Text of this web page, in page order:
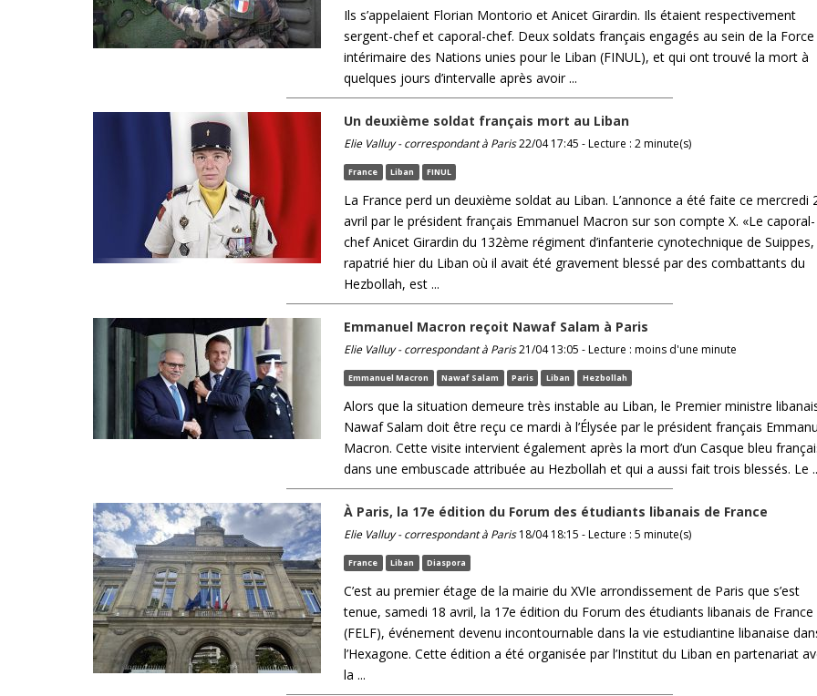
Ils s’appelaient Florian Montorio et Anicet Girardin. Ils étaient respectivement
sergent-chef et caporal-chef. Deux soldats français engagés au sein de la Force
intérimaire des Nations unies pour le Liban (FINUL), et qui ont trouvé la mort à
quelques jours d’intervalle après avoir ...
Un deuxième soldat français mort au Liban
Elie Valluy - correspondant à Paris22/04 17:45 - Lecture : 2 minute(s)
France Liban FINUL
La France perd un deuxième soldat au Liban. L’annonce a été faite ce mercredi
avril par le président français Emmanuel Macron sur son compte X. «Le caporal-
chef Anicet Girardin du 132ème régiment d’infanterie cynotechnique de Suippes,
rapatrié hier du Liban où il avait été gravement blessé par des combattants du
Hezbollah, est ...
Emmanuel Macron reçoit Nawaf Salam à Paris
Elie Valluy - correspondant à Paris21/04 13:05 - Lecture : moins d'une minute
Emmanuel Macron Nawaf Salam Paris Liban Hezbollah
Alors que la situation demeure très instable au Liban, le Premier ministre
Nawaf Salam doit être reçu ce mardi à l’Élysée par le président français
Macron. Cette visite intervient également après la mort d’un Casque bleu
dans une embuscade attribuée au Hezbollah et qui a aussi fait trois blessés. Le
À Paris, la 17e édition du Forum des étudiants libanais de France
Elie Valluy - correspondant à Paris18/04 18:15 - Lecture : 5 minute(s)
France Liban Diaspora
C’est au premier étage de la mairie du XVIe arrondissement de Paris que s’est
tenue, samedi 18 avril, la 17e édition du Forum des étudiants libanais de France
(FELF), événement devenu incontournable dans la vie estudiantine libanaise
l’Hexagone. Cette édition a été organisée par l’Institut du Liban en partenariat
la ...